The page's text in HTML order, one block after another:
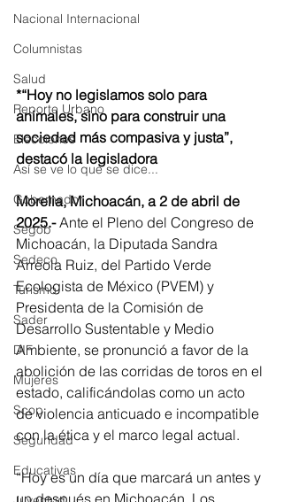
Nacional Internacional
Columnistas
Salud
Reporte Urbano
Elecciones
Así se ve lo que se dice...
Gobernador
Segob
Sedeco
Turismo
Sader
DIF
Mujeres
Scop
Seguridad
Educativas
*“Hoy no legislamos solo para
animales, sino para construir una
sociedad más compasiva y justa”,
destacó la legisladora
Morelia, Michoacán, a 2 de abril de
2025.- Ante el Pleno del Congreso de
Michoacán, la Diputada Sandra
Arreola Ruiz, del Partido Verde
Ecologista de México (PVEM) y
Presidenta de la Comisión de
Desarrollo Sustentable y Medio
Ambiente, se pronunció a favor de la
abolición de las corridas de toros en el
estado, calificándolas como un acto
de violencia anticuado e incompatible
con la ética y el marco legal actual.
“Hoy es un día que marcará un antes y
un después en Michoacán. Los